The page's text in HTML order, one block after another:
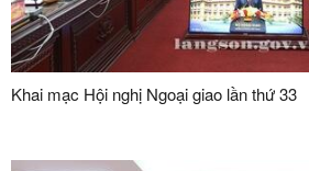
Khai mạc Hội nghị Ngoại giao lần thứ 33